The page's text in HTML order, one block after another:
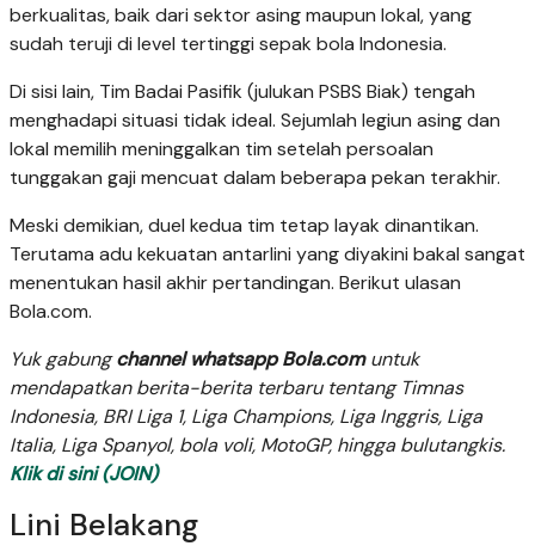
berkualitas, baik dari sektor asing maupun lokal, yang
sudah teruji di level tertinggi sepak bola Indonesia.
Di sisi lain, Tim Badai Pasifik (julukan PSBS Biak) tengah
menghadapi situasi tidak ideal. Sejumlah legiun asing dan
lokal memilih meninggalkan tim setelah persoalan
tunggakan gaji mencuat dalam beberapa pekan terakhir.
Meski demikian, duel kedua tim tetap layak dinantikan.
Terutama adu kekuatan antarlini yang diyakini bakal sangat
menentukan hasil akhir pertandingan. Berikut ulasan
Bola.com.
Yuk gabungchannel whatsapp Bola.comuntuk
mendapatkan berita-berita terbaru tentang Timnas
Indonesia, BRI Liga 1, Liga Champions, Liga Inggris, Liga
Italia, Liga Spanyol, bola voli, MotoGP, hingga bulutangkis.
Klik di sini (JOIN)
Lini Belakang